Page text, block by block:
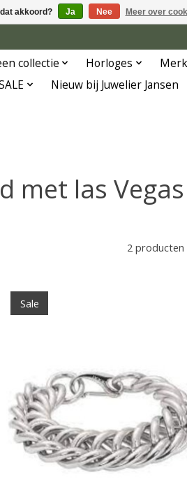
collectie Horloges
Nieuw bij Juwelier Jansen
met las Vegas
2 producten
Sale
akkoord? Ja Nee Meer over